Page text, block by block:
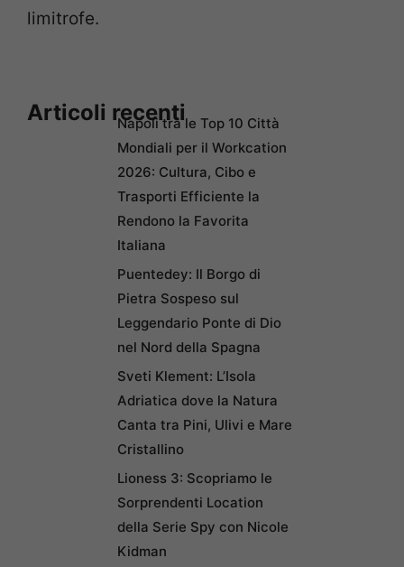
limitrofe.
Articoli recentiNapoli tra le Top 10 Città
Mondiali per il Workcation
2026: Cultura, Cibo e
Trasporti Efficiente la
Rendono la Favorita
Italiana
Puentedey: Il Borgo di
Pietra Sospeso sul
Leggendario Ponte di Dio
nel Nord della Spagna
Sveti Klement: L’Isola
Adriatica dove la Natura
Canta tra Pini, Ulivi e Mare
Cristallino
Lioness 3: Scopriamo le
Sorprendenti Location
della Serie Spy con Nicole
Kidman